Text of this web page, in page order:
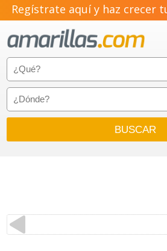
Regístrate aquí y haz crecer